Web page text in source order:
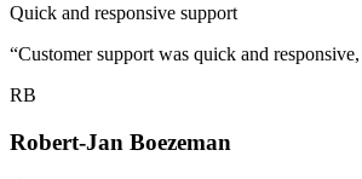
Quick and responsive support
“Customer support was quick and
RB
Robert-Jan Boezeman